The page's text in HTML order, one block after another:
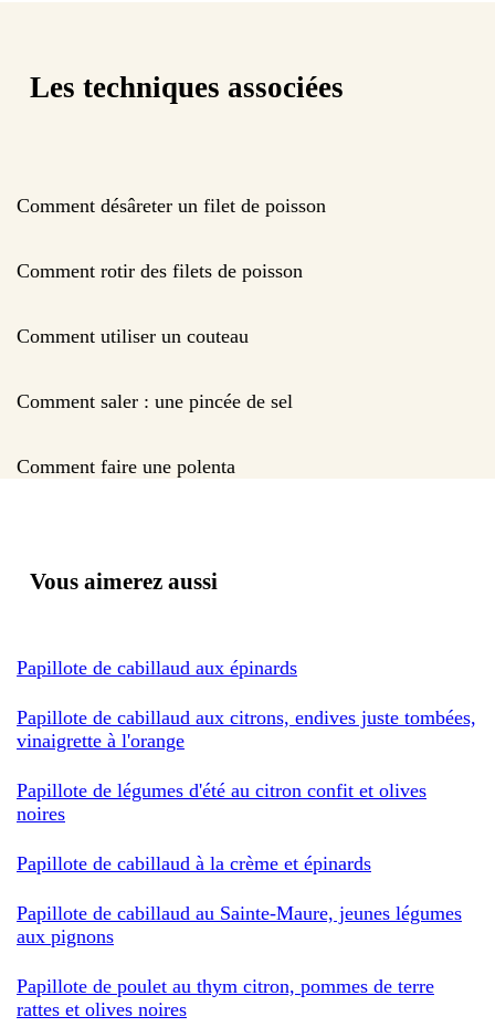
Les techniques associées
Comment désâreter un filet de poisson
Comment rotir des filets de poisson
Comment utiliser un couteau
Comment saler : une pincée de sel
Comment faire une polenta
Vous aimerez aussi
Papillote de cabillaud aux épinards
Papillote de cabillaud aux citrons, endives juste tombées,
vinaigrette à l'orange
Papillote de légumes d'été au citron confit et olives
noires
Papillote de cabillaud à la crème et épinards
Papillote de cabillaud au Sainte-Maure, jeunes légumes
aux pignons
Papillote de poulet au thym citron, pommes de terre
rattes et olives noires